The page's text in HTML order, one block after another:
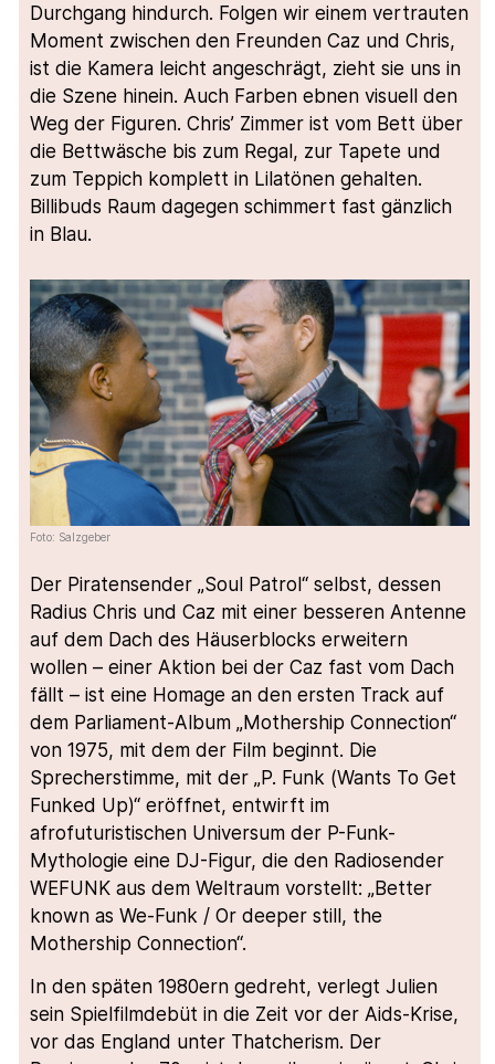
Durchgang hindurch. Folgen wir einem vertrauten
Moment zwischen den Freunden Caz und Chris,
ist die Kamera leicht angeschrägt, zieht sie uns in
die Szene hinein. Auch Farben ebnen visuell den
Weg der Figuren. Chris’ Zimmer ist vom Bett über
die Bettwäsche bis zum Regal, zur Tapete und
zum Teppich komplett in Lilatönen gehalten.
Billibuds Raum dagegen schimmert fast gänzlich
in Blau.
Foto: Salzgeber
Der Piratensender „Soul Patrol“ selbst, dessen
Radius Chris und Caz mit einer besseren Antenne
auf dem Dach des Häuserblocks erweitern
wollen – einer Aktion bei der Caz fast vom Dach
fällt – ist eine Homage an den ersten Track auf
dem Parliament-Album „Mothership Connection“
von 1975, mit dem der Film beginnt. Die
Sprecherstimme, mit der „P. Funk (Wants To Get
Funked Up)“ eröffnet, entwirft im
afrofuturistischen Universum der P-Funk-
Mythologie eine DJ-Figur, die den Radiosender
WEFUNK aus dem Weltraum vorstellt: „Better
known as We-Funk / Or deeper still, the
Mothership Connection“.
In den späten 1980ern gedreht, verlegt Julien
sein Spielfilmdebüt in die Zeit vor der Aids-Krise,
vor das England unter Thatcherism. Der